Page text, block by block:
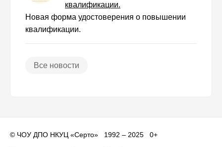
квалификации.
Новая форма удостоверения о повышении
квалификации.
Все новости
© ЧОУ ДПО НКУЦ «Серто» 1992 – 2025 0+